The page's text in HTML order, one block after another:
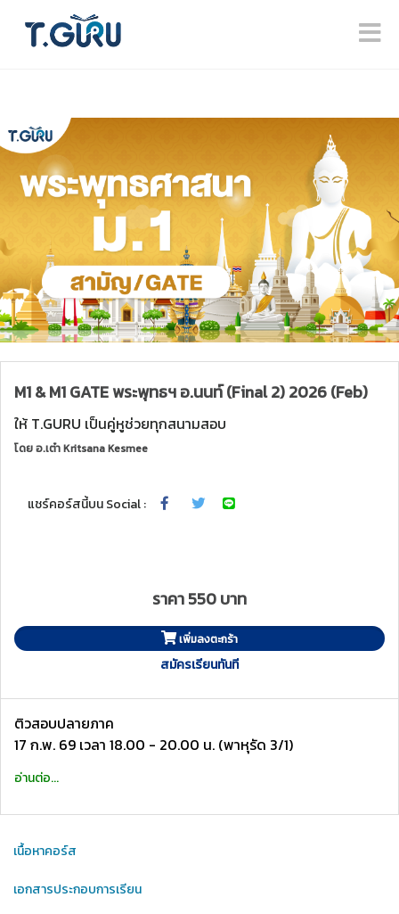
M1 & M1 GATE พระพุทธฯ อ.นนท์ (Final 2) 2026 (Feb)
ให้ T.GURU เป็นคู่หูช่วยทุกสนามสอบ
โดยอ.เต๋า Kritsana Kesmee
แชร์คอร์สนี้บน Social :
ราคา 550 บาท
เพิ่มลงตะกร้า
สมัครเรียนทันที
ติวสอบปลายภาค
17 ก.พ. 69 เวลา 18.00 - 20.00 น. (พาหุรัด 3/1)
อ่านต่อ...
เนื้อหาคอร์ส
เอกสารประกอบการเรียน